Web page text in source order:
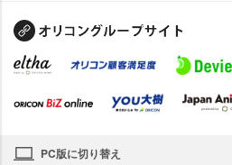
PC版に切り替え